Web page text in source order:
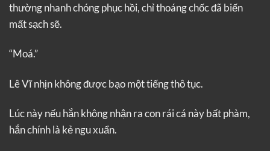
thường nhanh chóng phục hồi, chỉ thoáng chốc đã biến
mất sạch sẽ.
“Moá.”
Lê Vĩ nhịn không được bạo một tiếng thô tục.
Lúc này nếu hắn không nhận ra con rái cá này bất phàm,
hắn chính là kẻ ngu xuẩn.